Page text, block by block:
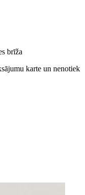
brīža
karte un nenotiek